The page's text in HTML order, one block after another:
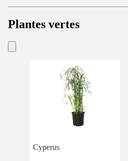
Plantes vertes
Cyperus